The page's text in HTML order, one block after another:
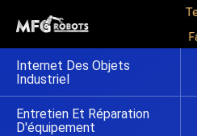
Internet Des Objets
Industriel
Entretien Et Réparation
D'équipement